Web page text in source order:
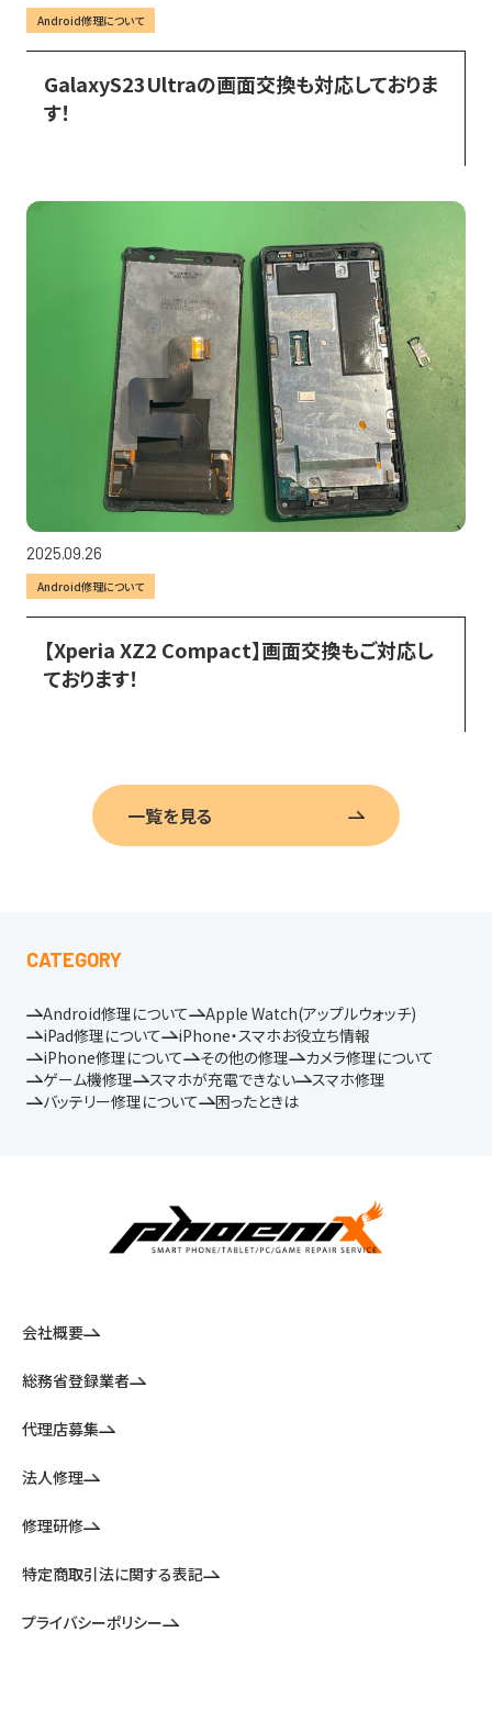
Android修理について
GalaxyS23Ultraの画面交換も対応しておりま
す！
2025.09.26
Android修理について
【Xperia XZ2 Compact】画面交換もご対応し
ております！
一覧を見る
CATEGORY
Android修理について
Apple Watch(アップルウォッチ)
iPad修理について
iPhone・スマホお役立ち情報
iPhone修理について
その他の修理
カメラ修理について
ゲーム機修理
スマホが充電できない
スマホ修理
バッテリー修理について
困ったときは
会社概要
総務省登録業者
代理店募集
法人修理
修理研修
特定商取引法に関する表記
プライバシーポリシー